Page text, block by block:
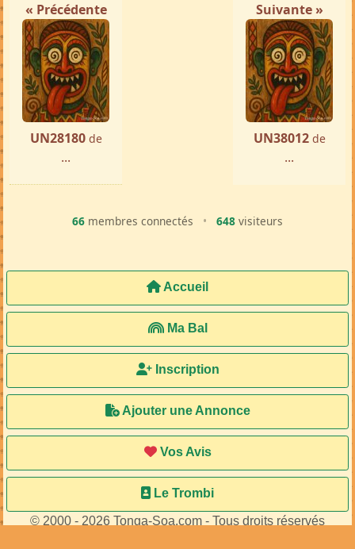
« Précédente
UN28180 de
...
Suivante »
UN38012 de
...
66 membres connectés • 648 visiteurs
Accueil
Ma Bal
Inscription
Ajouter une Annonce
Vos Avis
Le Trombi
© 2000 - 2026 Tonga-Soa.com - Tous droits réservés